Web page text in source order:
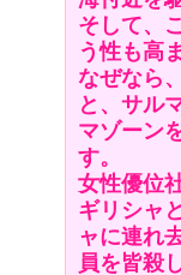
そして、
う性も高
なぜなら
と、サル
マゾーン
す。
女性優位
ギリシャ
ャに連れ
員を皆殺